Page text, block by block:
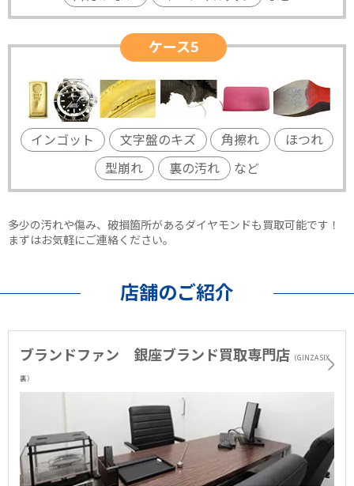
ケース5
インゴット 文字盤のキズ 角擦れ
ほつれ
型崩れ
裏の汚れ など
多少の汚れや傷み、破損箇所があるダイヤモンドも買取可能です！
まずはお気軽にご連絡ください。
店舗のご紹介
ブランドファン 銀座ブランド買取専門店 （GINZA SIX
裏）